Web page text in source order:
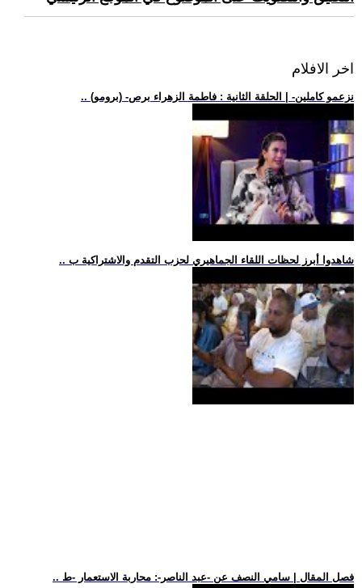
اخر الافلام
.. (برومو) -نزعمو كاملين- | الحلقة الثانية : فاطمة الزهراء برص
.. شاهدوا أبرز لحظات اللقاء الجماهيري لحزب التقدم والاشتراكية ب
.. فصل المقال | سامي النصف عن -عبد الناصر-: محاربة الاستعمار -ط